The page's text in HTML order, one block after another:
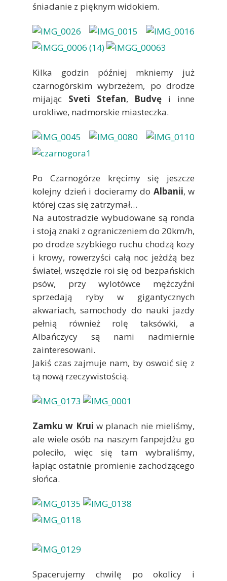
śniadanie z pięknym widokiem.
Kilka godzin później mkniemy już
czarnogórskim wybrzeżem, po drodze
mijając Sveti Stefan, Budvę i inne
urokliwe, nadmorskie miasteczka.
Po Czarnogórze kręcimy się jeszcze
kolejny dzień i docieramy do Albanii, w
której czas się zatrzymał…
Na autostradzie wybudowane są ronda
i stoją znaki z ograniczeniem do 20km/h,
po drodze szybkiego ruchu chodzą kozy
i krowy, rowerzyści całą noc jeżdżą bez
świateł, wszędzie roi się od bezpańskich
psów, przy wylotówce mężczyźni
sprzedają ryby w gigantycznych
akwariach, samochody do nauki jazdy
pełnią również rolę taksówki, a
Albańczycy są nami nadmiernie
zainteresowani.
Jakiś czas zajmuje nam, by oswoić się z
tą nową rzeczywistością.
Zamku w Krui w planach nie mieliśmy,
ale wiele osób na naszym fanpejdżu go
poleciło, więc się tam wybraliśmy,
łapiąc ostatnie promienie zachodzącego
słońca.
Spacerujemy chwilę po okolicy i